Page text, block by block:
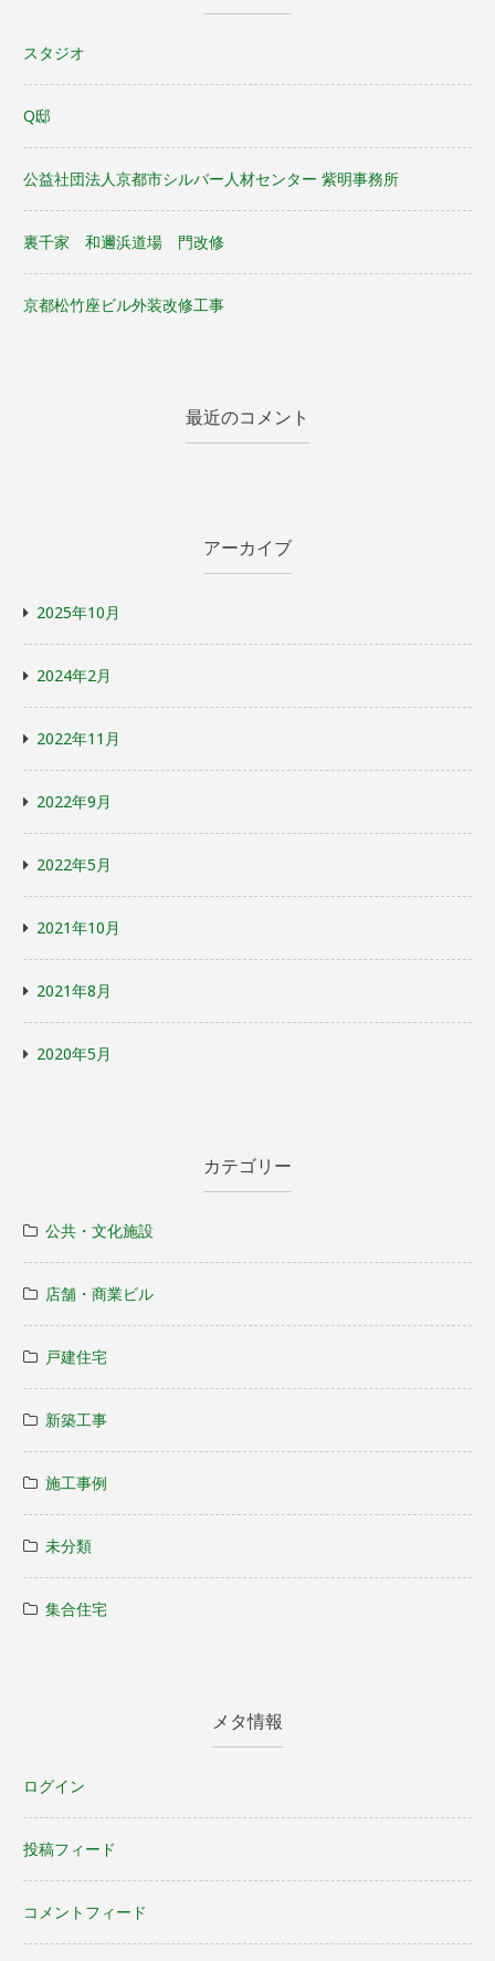
スタジオ
Q邸
公益社団法人京都市シルバー人材センター 紫明事務所
裏千家 和邇浜道場 門改修
京都松竹座ビル外装改修工事
最近のコメント
アーカイブ
2025年10月
2024年2月
2022年11月
2022年9月
2022年5月
2021年10月
2021年8月
2020年5月
カテゴリー
公共・文化施設
店舗・商業ビル
戸建住宅
新築工事
施工事例
未分類
集合住宅
メタ情報
ログイン
投稿フィード
コメントフィード